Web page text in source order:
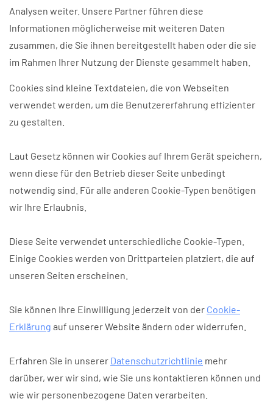
Analysen weiter. Unsere Partner führen diese
Informationen möglicherweise mit weiteren Daten
zusammen, die Sie ihnen bereitgestellt haben oder die sie
im Rahmen Ihrer Nutzung der Dienste gesammelt haben.
Cookies sind kleine Textdateien, die von Webseiten
verwendet werden, um die Benutzererfahrung effizienter
zu gestalten.
Laut Gesetz können wir Cookies auf Ihrem Gerät speichern,
wenn diese für den Betrieb dieser Seite unbedingt
notwendig sind. Für alle anderen Cookie-Typen benötigen
wir Ihre Erlaubnis.
Diese Seite verwendet unterschiedliche Cookie-Typen.
Einige Cookies werden von Drittparteien platziert, die auf
unseren Seiten erscheinen.
Sie können Ihre Einwilligung jederzeit von der Cookie-
Erklärung auf unserer Website ändern oder widerrufen.
Erfahren Sie in unserer Datenschutzrichtlinie mehr
darüber, wer wir sind, wie Sie uns kontaktieren können und
wie wir personenbezogene Daten verarbeiten.